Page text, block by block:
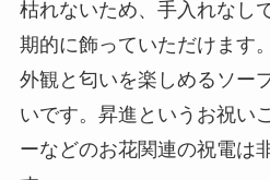
枯れないため、手入れなし
期的に飾っていただけます
外観と匂いを楽しめるソー
いです。昇進というお祝い
ーなどのお花関連の祝電は